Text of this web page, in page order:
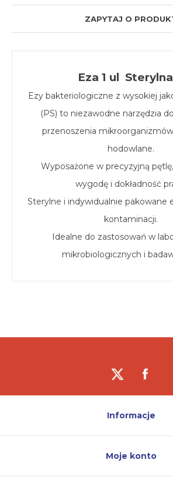
ZAPYTAJ O
Eza 1 ul
Ezy bakteriologiczne z wysokiej
(PS) to niezawodne narzędzia
przenoszenia mikroorganizmów
hodowlane.
Wyposażone w precyzyjną
wygodę i dokładność
Sterylne i indywidualnie pakowane
kontaminacji.
Idealne do zastosowań w
mikrobiologicznych i
Informacje
Moje konto